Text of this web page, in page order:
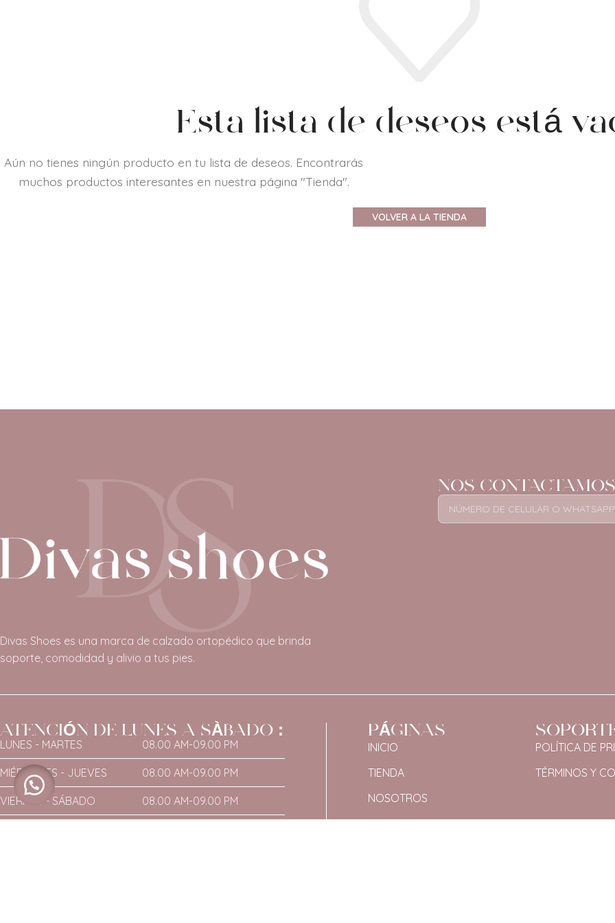
Esta lista de deseos está
Aún no tienes ningún producto en tu lista de deseos. Encontrarás
muchos productos interesantes en nuestra página "Tienda".
VOLVER A LA TIENDA
Divas Shoes es una marca de calzado ortopédico que brinda
soporte, comodidad y alivio a tus pies.
NOS
ATENCIÓN DE LUNES A SÀBADO :
LUNES - MARTES 08.00 AM-09.00 PM
MIÉRCOLES - JUEVES 08.00 AM-09.00 PM
VIERNES - SÁBADO 08.00 AM-09.00 PM
PÁGINAS
INICIO
TIENDA
NOSOTROS
CONTACTO
POLÍTICA DE
TÉRMINOS Y